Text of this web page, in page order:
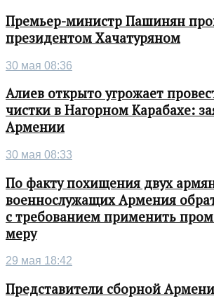
Премьер-министр Пашинян
президентом Хачатуряном
30 мая 08:36
Алиев открыто угрожает
чистки в Нагорном Карабахе:
Армении
30 мая 08:33
По факту похищения двух
военнослужащих Армения
с требованием применить
меру
29 мая 18:42
Представители сборной